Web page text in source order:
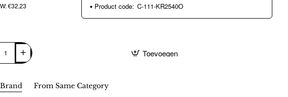
€32,23
Product code: C-111-KR2540O
Toevoegen
From Same Category